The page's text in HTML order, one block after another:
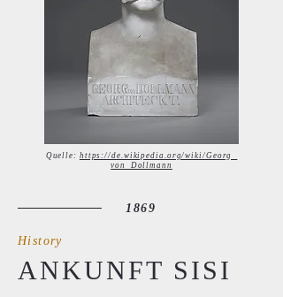
Quelle: https://de.wikipedia.org/wiki/Georg_
von_Dollmann
1869
History
ANKUNFT SISI